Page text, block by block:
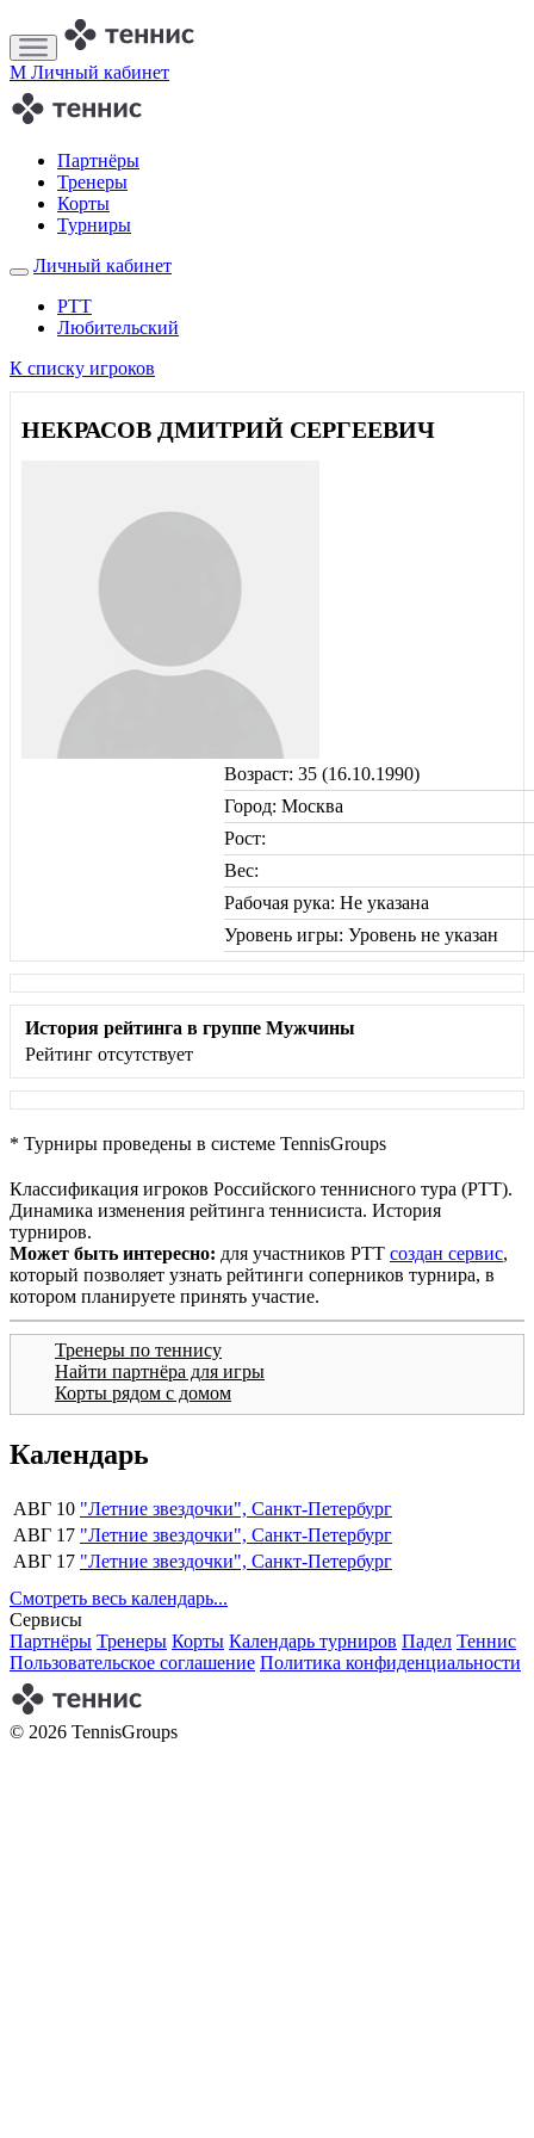
M Личный кабинет
Партнёры
Тренеры
Корты
Турниры
Личный кабинет
РТТ
Любительский
К списку игроков
НЕКРАСОВ ДМИТРИЙ СЕРГЕЕВИЧ
Возраст: 35 (16.10.1990)
Город: Москва
Рост:
Вес:
Рабочая рука: Не указана
Уровень игры: Уровень не указан
История рейтинга в группе Мужчины
Рейтинг отсутствует
* Турниры проведены в системе TennisGroups
Классификация игроков Российского теннисного тура (РТТ).
Динамика изменения рейтинга теннисиста. История
турниров.
Может быть интересно: для участников РТТ создан сервис,
который позволяет узнать рейтинги соперников турнира, в
котором планируете принять участие.
Тренеры по теннису
Найти партнёра для игры
Корты рядом с домом
Календарь
АВГ 10 "Летние звездочки", Санкт-Петербург
АВГ 17 "Летние звездочки", Санкт-Петербург
АВГ 17 "Летние звездочки", Санкт-Петербург
Смотреть весь календарь...
Сервисы
Партнёры Тренеры Корты Календарь турниров Падел Теннис
Пользовательское соглашение Политика конфиденциальности
© 2026 TennisGroups